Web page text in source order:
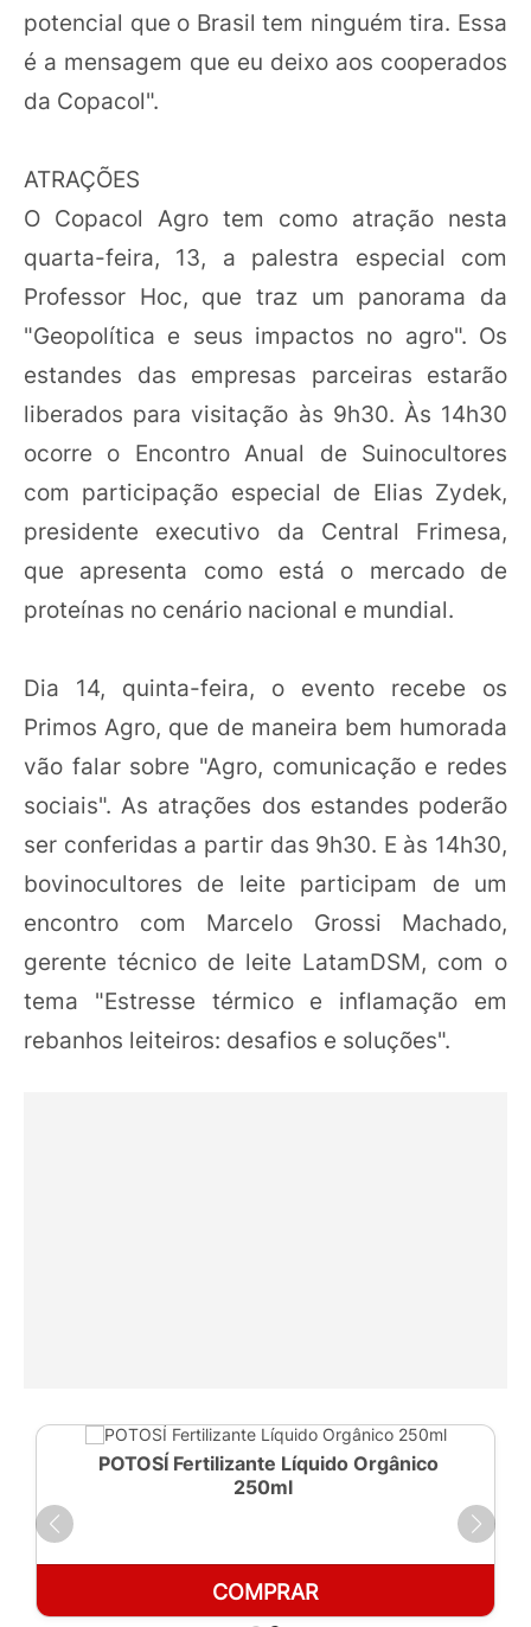
potencial que o Brasil tem ninguém tira. Essa
é a mensagem que eu deixo aos cooperados
da Copacol".
ATRAÇÕES
O Copacol Agro tem como atração nesta
quarta-feira, 13, a palestra especial com
Professor Hoc, que traz um panorama da
"Geopolítica e seus impactos no agro". Os
estandes das empresas parceiras estarão
liberados para visitação às 9h30. Às 14h30
ocorre o Encontro Anual de Suinocultores
com participação especial de Elias Zydek,
presidente executivo da Central Frimesa,
que apresenta como está o mercado de
proteínas no cenário nacional e mundial.
Dia 14, quinta-feira, o evento recebe os
Primos Agro, que de maneira bem humorada
vão falar sobre "Agro, comunicação e redes
sociais". As atrações dos estandes poderão
ser conferidas a partir das 9h30. E às 14h30,
bovinocultores de leite participam de um
encontro com Marcelo Grossi Machado,
gerente técnico de leite LatamDSM, com o
tema "Estresse térmico e inflamação em
rebanhos leiteiros: desafios e soluções".
POTOSÍ Fertilizante Líquido Orgânico
250ml
COMPRAR